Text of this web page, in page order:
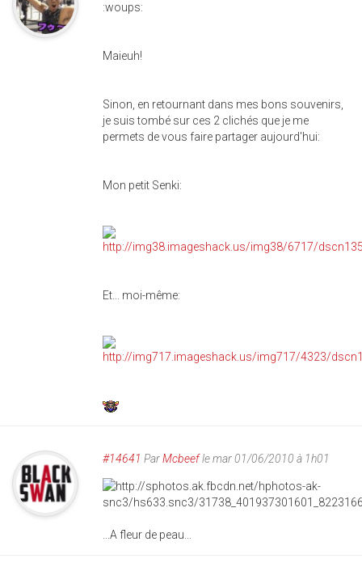
:woups:
Maieuh!
Sinon, en retournant dans mes bons souvenirs,
je suis tombé sur ces 2 clichés que je me
permets de vous faire partager aujourd'hui:
Mon petit Senki:
Et... moi-même:
#14641 ParMcbeefle mar 01/06/2010 à 1h01
...A fleur de peau...